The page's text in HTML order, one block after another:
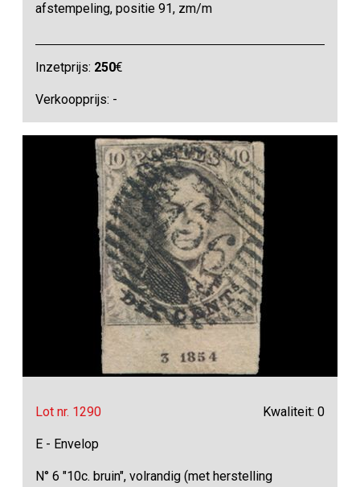
afstempeling, positie 91, zm/m
Inzetprijs: 250€
Verkoopprijs: -
Lot nr. 1290 Kwaliteit: 0
E - Envelop
N° 6 "10c. bruin", volrandig (met herstelling